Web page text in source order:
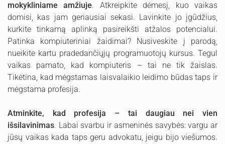
mokykliniame amžiuje. Atkreipkite dėmesį, kuo vaikas
domisi, kas jam geriausiai sekasi. Lavinkite jo įgūdžius,
kurkite tinkamą aplinką pasireikšti atžalos potencialui.
Patinka kompiuteriniai žaidimai? Nusiveskite į parodą,
nueikite kartu pradedančiųjų programuotojų kursus. Tegul
vaikas pamato, kad kompiuteris – tai ne tik žaislas.
Tikėtina, kad mėgstamas laisvalaikio leidimo būdas taps ir
mėgstama profesija.
Atminkite, kad profesija – tai daugiau nei vien
išsilavinimas. Labai svarbu ir asmeninės savybės: vargu ar
jūsų vaikas kada taps geru advokatu, jeigu bijo viešumos.